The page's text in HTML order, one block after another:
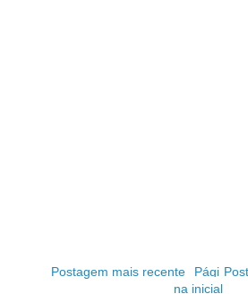
Postagem mais recente
Pági
na inicial